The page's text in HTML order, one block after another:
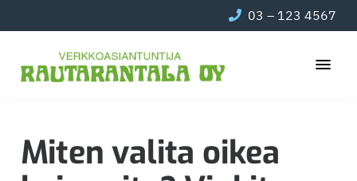
pääsisältöön
ensisijaiseen
sivupalkkiin
alatunnisteeseen
03 – 123 4567
Oy
asiantuntija
jo
Miten valita oikea